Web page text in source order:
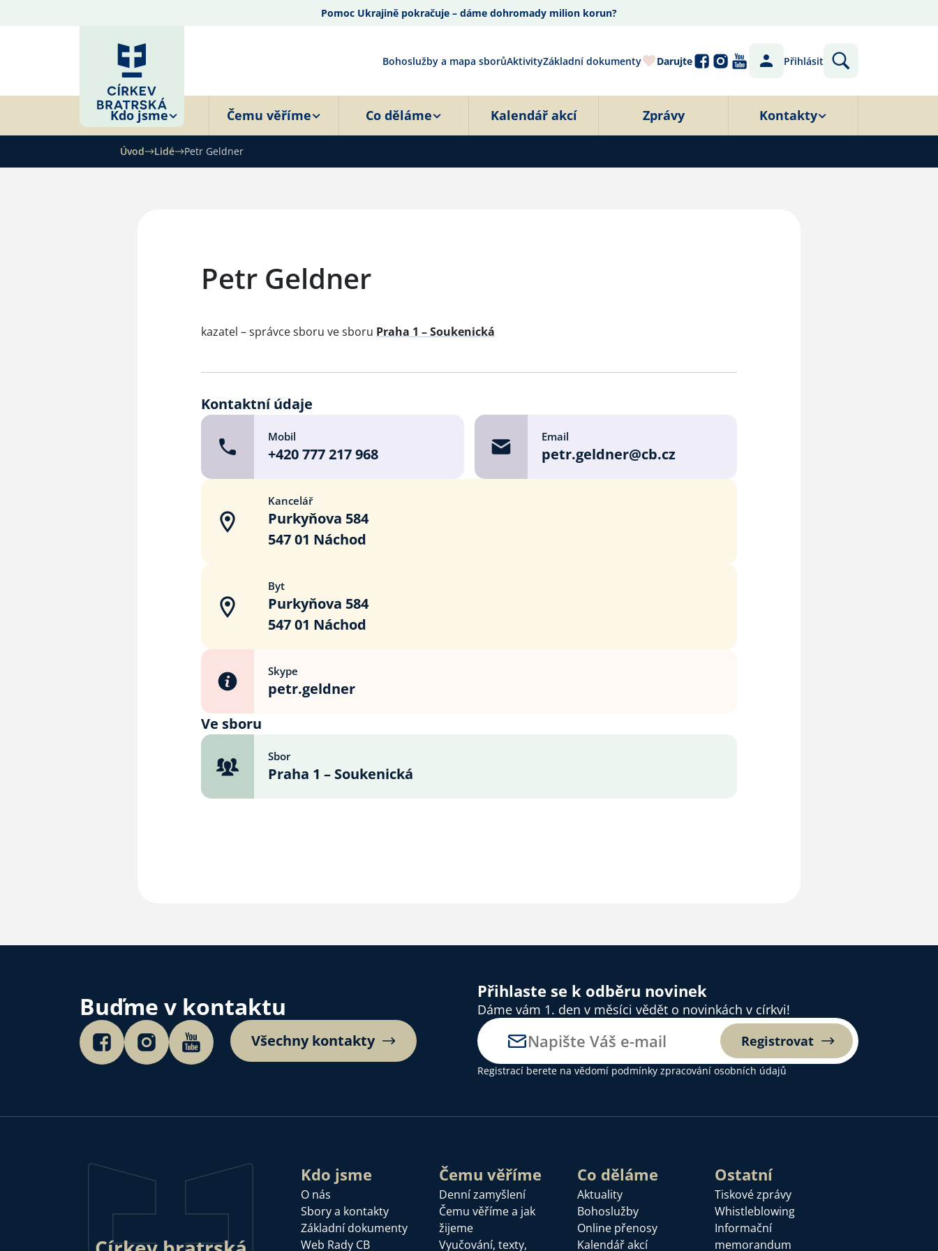
Pomoc Ukrajině pokračuje – dáme dohromady milion korun?
Bohoslužby a mapa sborůAktivityZákladní dokumenty Darujte Přihlásit
Kdo jsme Čemu věříme Co děláme Kalendář akcí Zprávy Kontakty
Úvod Lidé Petr Geldner
Petr Geldner
kazatel – správce sboru ve sboru Praha 1 – Soukenická
Kontaktní údaje
Mobil
+420 777 217 968
Email
petr.geldner@cb.cz
Kancelář
Purkyňova 584
547 01 Náchod
Byt
Purkyňova 584
547 01 Náchod
Skype
petr.geldner
Ve sboru
Sbor
Praha 1 – Soukenická
Buďme v kontaktu
Všechny kontakty
Přihlaste se k odběru novinek
Dáme vám 1. den v měsíci vědět o novinkách v církvi!
Registrovat
Registrací berete na vědomí podmínky zpracování osobních údajů
Kdo jsme
O nás
Sbory a kontakty
Základní dokumenty
Web Rady CB
Čemu věříme
Denní zamyšlení
Čemu věříme a jak
žijeme
Vyučování, texty,
Co děláme
Aktuality
Bohoslužby
Online přenosy
Kalendář akcí
Ostatní
Tiskové zprávy
Whistleblowing
Informační
memorandum